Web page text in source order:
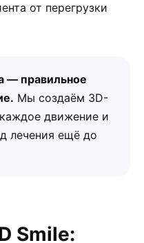
от перегрузки
— правильное
Мы создаём 3D-
движение и
лечения ещё до
Smile: